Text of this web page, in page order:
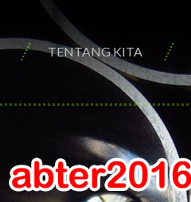
TENTANG KITA